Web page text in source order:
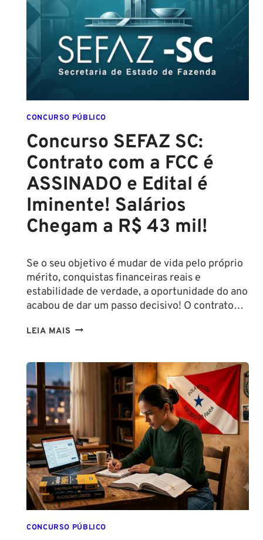
CONFIRMADO
PARA
SETEMBRO!
CONCURSO PÚBLICO
Concurso SEFAZ SC:
Contrato com a FCC é
ASSINADO e Edital é
Iminente! Salários
Chegam a R$ 43 mil!
Se o seu objetivo é mudar de vida pelo próprio
mérito, conquistas financeiras reais e
estabilidade de verdade, a oportunidade do ano
acabou de dar um passo decisivo! O contrato…
LEIA MAIS CONCURSO
CONTRATO
COM
A
FCC
É
ASSINADO
E
EDITAL
É
IMINENTE!
SALÁRIOS
CHEGAM
CONCURSO PÚBLICO